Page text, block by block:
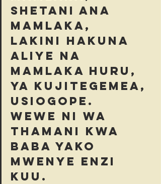
Shetani ana
mamlaka,
Lakini hakuna
aliye na
mamlaka huru,
ya kujitegemea,
Usiogope.
Wewe ni wa
thamani kwa
Baba yako
mwenye enzi
kuu.